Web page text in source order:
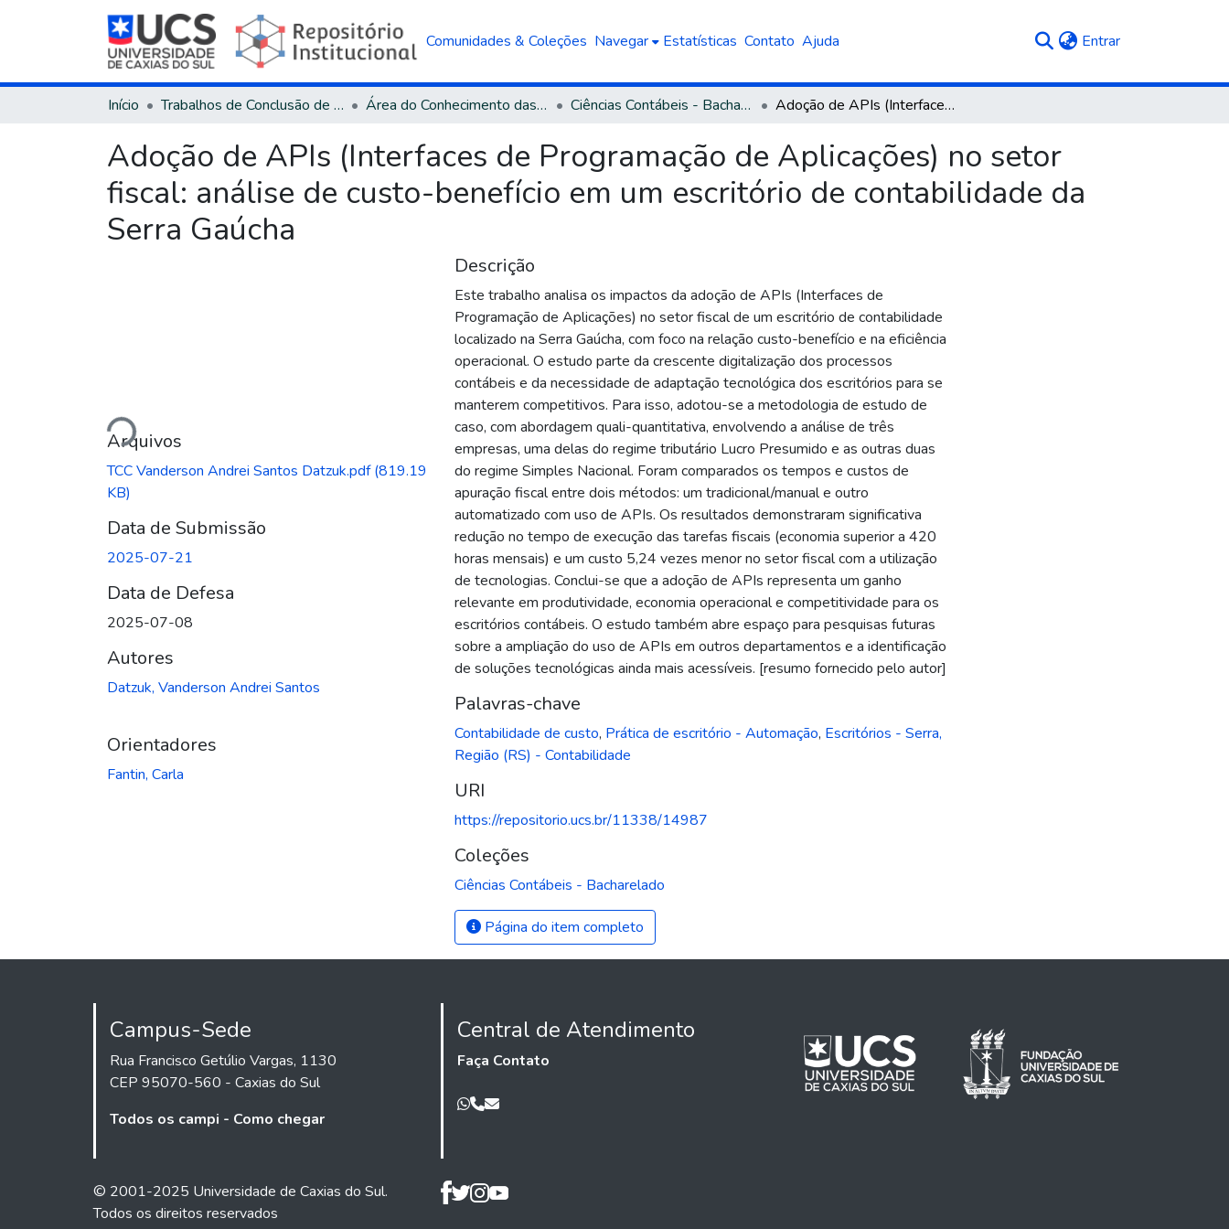
Comunidades & Coleções Navegar Estatísticas Contato Ajuda Entrar(current)
Início Trabalhos de Conclusão de Curso Área do Conhecimento das Ciências Sociais Aplicadas Ciências Contábeis - Bacharelado Adoção de APIs (Interfaces de Programação de Aplicações) no setor fiscal: análise de custo-benefício em um escritório de contabilidade da Serra Gaúcha
Adoção de APIs (Interfaces de Programação de Aplicações) no setor
fiscal: análise de custo-benefício em um escritório de contabilidade da
Serra Gaúcha
Carregando...
Arquivos
TCC Vanderson Andrei Santos Datzuk.pdf(819.19
KB)
Data de Submissão
2025-07-21
Data de Defesa
2025-07-08
Autores
Datzuk, Vanderson Andrei Santos
Orientadores
Fantin, Carla
Descrição
Este trabalho analisa os impactos da adoção de APIs (Interfaces de
Programação de Aplicações) no setor fiscal de um escritório de contabilidade
localizado na Serra Gaúcha, com foco na relação custo-benefício e na eficiência
operacional. O estudo parte da crescente digitalização dos processos
contábeis e da necessidade de adaptação tecnológica dos escritórios para se
manterem competitivos. Para isso, adotou-se a metodologia de estudo de
caso, com abordagem quali-quantitativa, envolvendo a análise de três
empresas, uma delas do regime tributário Lucro Presumido e as outras duas
do regime Simples Nacional. Foram comparados os tempos e custos de
apuração fiscal entre dois métodos: um tradicional/manual e outro
automatizado com uso de APIs. Os resultados demonstraram significativa
redução no tempo de execução das tarefas fiscais (economia superior a 420
horas mensais) e um custo 5,24 vezes menor no setor fiscal com a utilização
de tecnologias. Conclui-se que a adoção de APIs representa um ganho
relevante em produtividade, economia operacional e competitividade para os
escritórios contábeis. O estudo também abre espaço para pesquisas futuras
sobre a ampliação do uso de APIs em outros departamentos e a identificação
de soluções tecnológicas ainda mais acessíveis. [resumo fornecido pelo autor]
Palavras-chave
Contabilidade de custo, Prática de escritório - Automação, Escritórios - Serra,
Região (RS) - Contabilidade
URI
https://repositorio.ucs.br/11338/14987
Coleções
Ciências Contábeis - Bacharelado
Página do item completo
Campus-Sede
Rua Francisco Getúlio Vargas, 1130
CEP 95070-560 - Caxias do Sul
Todos os campi - Como chegar
Central de Atendimento
Faça Contato
© 2001-2025 Universidade de Caxias do Sul.
Todos os direitos reservados